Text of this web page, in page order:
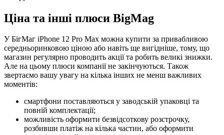
Ціна та інші плюси BigMag
У БігМаг iPhone 12 Pro Max можна купити за привабливою
середньоринковою ціною або навіть ще вигідніше, тому, що
магазин регулярно проводить акції та робить великі знижки.
Але на цьому плюси компанії не закінчуються. Також
звертаємо вашу увагу на кілька інших не менш важливих
моментів:
смартфони поставляються у заводській упаковці та
повній комплектації;
можливість оформити безвідсоткову розстрочку,
розбивши платіж на кілька частин, або оформити